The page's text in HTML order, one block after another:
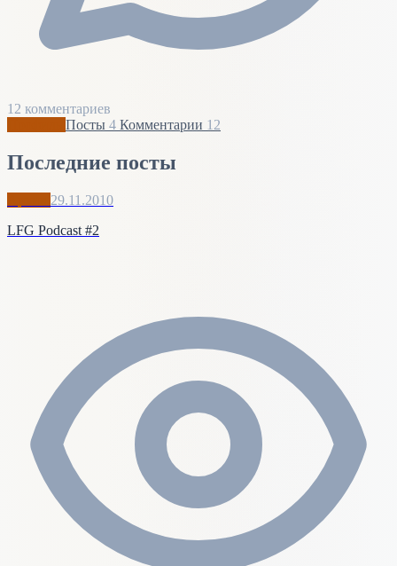
12 комментариев
Посты 4 Комментарии 12
Последние посты
29.11.2010
LFG Podcast #2